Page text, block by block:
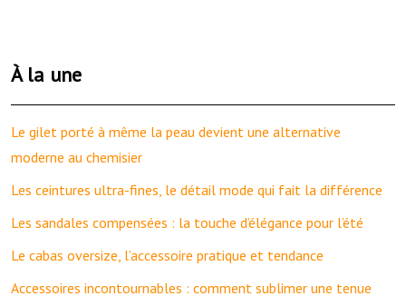
À la une
Le gilet porté à même la peau devient une alternative
moderne au chemisier
Les ceintures ultra-fines, le détail mode qui fait la différence
Les sandales compensées : la touche d’élégance pour l’été
Le cabas oversize, l’accessoire pratique et tendance
Accessoires incontournables : comment sublimer une tenue